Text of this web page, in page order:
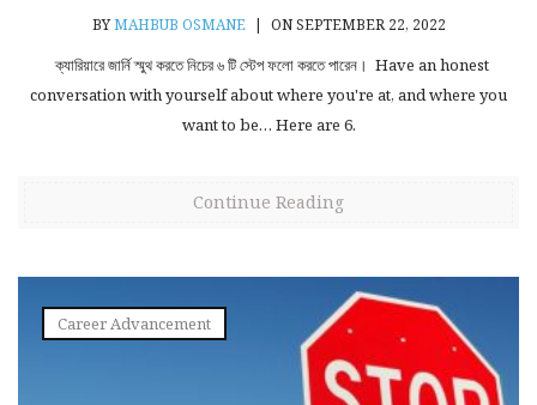
BYMAHBUB OSMANE ON SEPTEMBER 22, 2022
ক্যারিয়ারে জার্নি স্মুথ করতে নিচের ৬ টি স্টেপ ফলো করতে পারেন। Have an honest
conversation with yourself about where you're at, and where you
want to be… Here are 6.
Continue Reading
Career Advancement